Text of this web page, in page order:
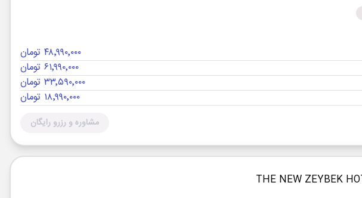
۴۸٬۹۹۰٬۰۰۰ تومان
۶۱٬۹۹۰٬۰۰۰ تومان
۳۳٬۵۹۰٬۰۰۰ تومان
۱۸٬۹۹۰٬۰۰۰ تومان
مشاوره و رزرو رایگان